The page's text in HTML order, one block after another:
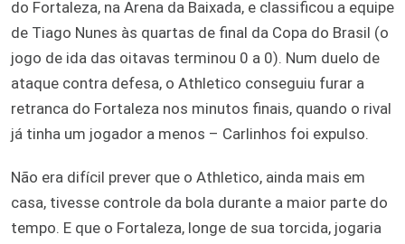
do Fortaleza, na Arena da Baixada, e classificou a equipe
de Tiago Nunes às quartas de final da Copa do Brasil (o
jogo de ida das oitavas terminou 0 a 0). Num duelo de
ataque contra defesa, o Athletico conseguiu furar a
retranca do Fortaleza nos minutos finais, quando o rival
já tinha um jogador a menos – Carlinhos foi expulso.
Não era difícil prever que o Athletico, ainda mais em
casa, tivesse controle da bola durante a maior parte do
tempo. E que o Fortaleza, longe de sua torcida, jogaria